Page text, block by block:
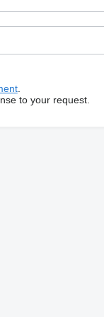
нас є перевірене
температур, що
.
to your request.